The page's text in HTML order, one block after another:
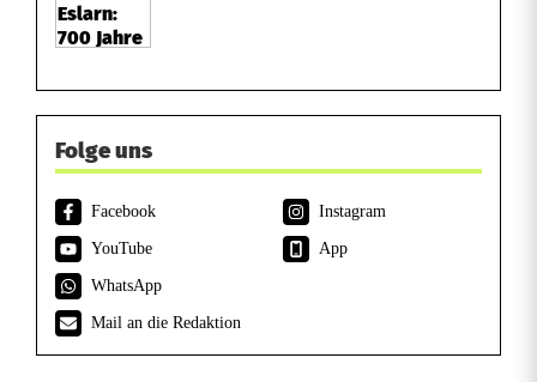
Folge uns
Facebook
Instagram
YouTube
App
WhatsApp
Mail an die Redaktion